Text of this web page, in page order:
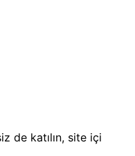
de katılın, site içi